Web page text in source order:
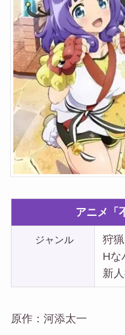
アニメ「
ジャンル
狩
Hな
新
原作：河添太一